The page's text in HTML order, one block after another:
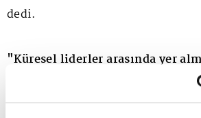
dedi.
"Küresel liderler arasında yer